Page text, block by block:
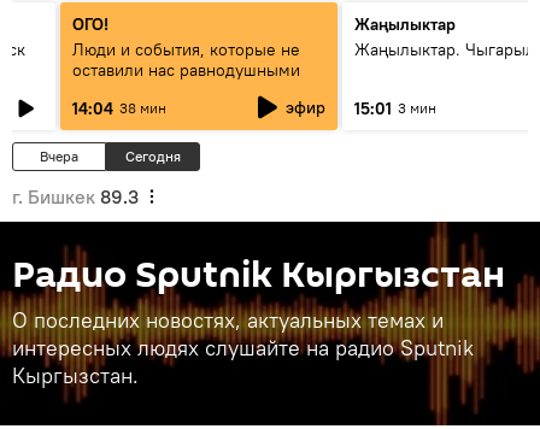
ОГО!
Люди и события, которые не
оставили нас равнодушными
14:04 38 мин эфир
Жаңылыктар
Жаңылыктар.
15:01 3 мин
Вчера Сегодня
г. Бишкек 89.3
Радио Sputnik Кыргызстан
О последних новостях, актуальных темах и
интересных людях слушайте на радио Sputnik
Кыргызстан.